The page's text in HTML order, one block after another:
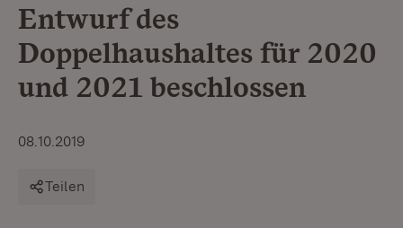
Entwurf des
Doppelhaushaltes für 2020
und 2021 beschlossen
08.10.2019
Teilen